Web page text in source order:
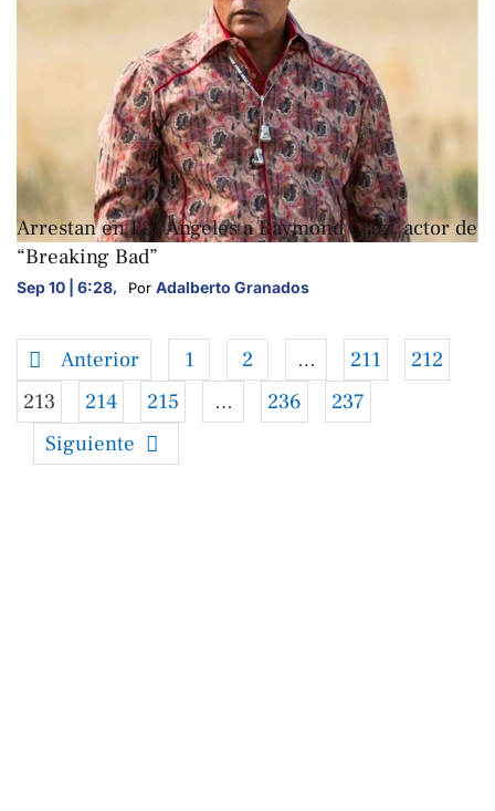
ARTE Y CULTURA
Arrestan en Los Ángeles a Raymond Cruz, actor de
“Breaking Bad”
Sep 10 | 6:28, Por Adalberto Granados
Anterior 1 2 … 211
212
213
214 215 … 236
237
Siguiente